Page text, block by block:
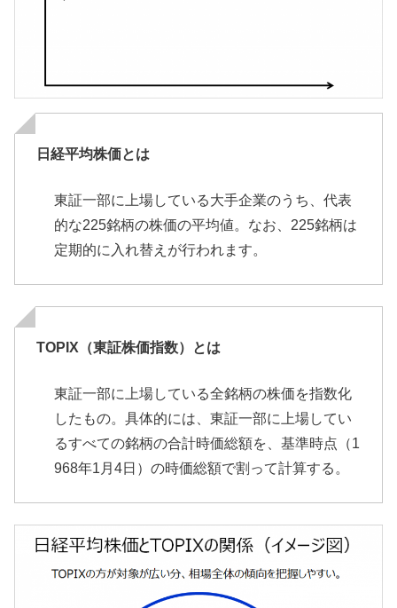
日経平均株価とは
東証一部に上場している大手企業のうち、代表
的な225銘柄の株価の平均値。なお、225銘柄は
定期的に入れ替えが行われます。
TOPIX（東証株価指数）とは
東証一部に上場している全銘柄の株価を指数化
したもの。具体的には、東証一部に上場してい
るすべての銘柄の合計時価総額を、基準時点（1
968年1月4日）の時価総額で割って計算する。